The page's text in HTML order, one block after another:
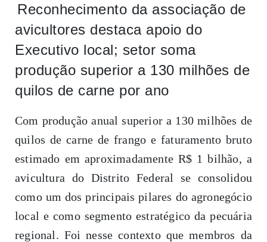
Reconhecimento da associação de
avicultores destaca apoio do
Executivo local; setor soma
produção superior a 130 milhões de
quilos de carne por ano
Com produção anual superior a 130 milhões de
quilos de carne de frango e faturamento bruto
estimado em aproximadamente R$ 1 bilhão, a
avicultura do Distrito Federal se consolidou
como um dos principais pilares do agronegócio
local e como segmento estratégico da pecuária
regional. Foi nesse contexto que membros da